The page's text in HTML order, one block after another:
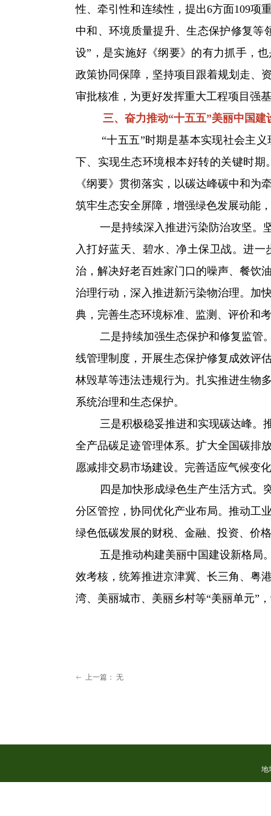
性、牵引性和连续性，提出6方面109项
中和、环境质量提升、生态保护修复等
设”，是实施好《纲要》的有力抓手，
政策协同保障，坚持项目跟着规划走、
审批核准，为更好发挥重大工程项目强
三、奋力推动“十五五”美丽中国建
“十五五”时期是基本实现社会主义
下、实现生态环境根本好转的关键时
《纲要》贯彻落实，以碳达峰碳中和
筑牢生态安全屏障，增强绿色发展动能
一是持续深入推进污染防治攻坚。坚
入打好蓝天、碧水、净土保卫战。进
治，解决好老百姓家门口的噪声、餐饮
治理行动，深入推进新污染物治理。加
典，完善生态环境标准、监测、评价和
二是持续加强生态保护和修复监管。
线管理制度，开展生态保护修复成效评
林毁草等违法违规行为。扎实推进生物
系统治理和生态保护。
三是积极稳妥推进和实现碳达峰。推
全产品碳足迹管理体系。扩大全国碳排
愿减排交易市场建设。完善适应气候变
四是加快形成绿色生产生活方式。突
分区管控，协同优化产业布局。推动工
绿色低碳发展的财税、金融、投资、价
五是推动构建美丽中国建设新格局。
效考核，统筹推进京津冀、长三角、粤
湾、美丽城市、美丽乡村等“美丽单元”
ꂃ 上一篇： 无
地